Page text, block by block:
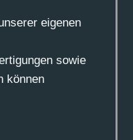
eigenen
sowie
können